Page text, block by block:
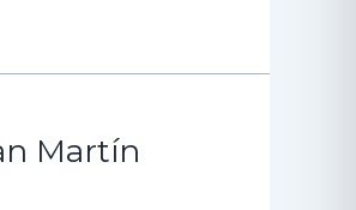
Martín